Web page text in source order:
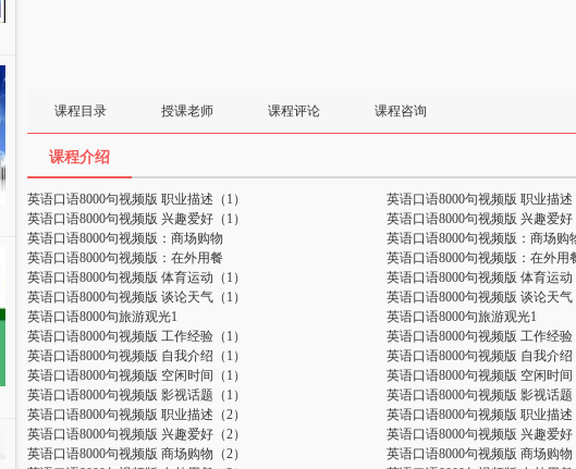
课程目录 授课老师 课程评论 课程咨询
课程介绍
英语口语8000句视频版 职业描述（1） 英语口语8000句视频版 职业描述
英语口语8000句视频版 兴趣爱好（1）
英语口语8000句视频版 兴趣爱好
英语口语8000句视频版：商场购物
英语口语8000句视频版：商场购
英语口语8000句视频版：在外用餐
英语口语8000句视频版：在外用
英语口语8000句视频版 体育运动（1）
英语口语8000句视频版 体育运动
英语口语8000句视频版 谈论天气（1）
英语口语8000句视频版 谈论天气
英语口语8000句旅游观光1
英语口语8000句旅游观光1
英语口语8000句视频版 工作经验（1）
英语口语8000句视频版 工作经验
英语口语8000句视频版 自我介绍（1）
英语口语8000句视频版 自我介绍
英语口语8000句视频版 空闲时间（1）
英语口语8000句视频版 空闲时间
英语口语8000句视频版 影视话题（1）
英语口语8000句视频版 影视话题
英语口语8000句视频版 职业描述（2）
英语口语8000句视频版 职业描述
英语口语8000句视频版 兴趣爱好（2）
英语口语8000句视频版 兴趣爱好
英语口语8000句视频版 商场购物（2）
英语口语8000句视频版 商场购物